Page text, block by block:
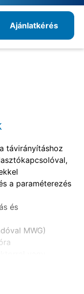
Ajánlatkérés
távirányításhoz
a paraméterezés
és
MWG)